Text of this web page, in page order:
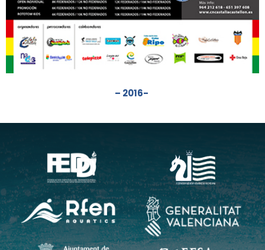
– 2016-